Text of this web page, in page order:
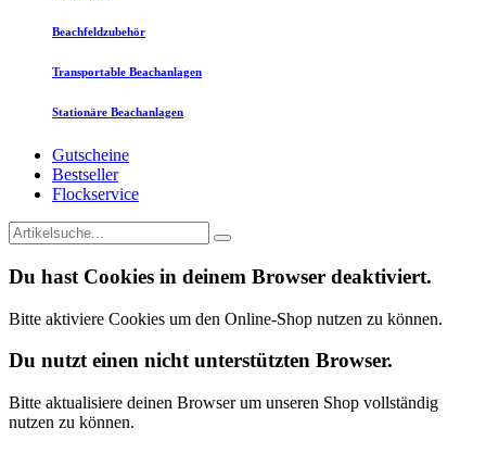
Beachfeldzubehör
Transportable Beachanlagen
Stationäre Beachanlagen
Gutscheine
Bestseller
Flockservice
Du hast Cookies in deinem Browser deaktiviert.
Bitte aktiviere Cookies um den Online-Shop nutzen zu können.
Du nutzt einen nicht unterstützten Browser.
Bitte aktualisiere deinen Browser um unseren Shop vollständig
nutzen zu können.